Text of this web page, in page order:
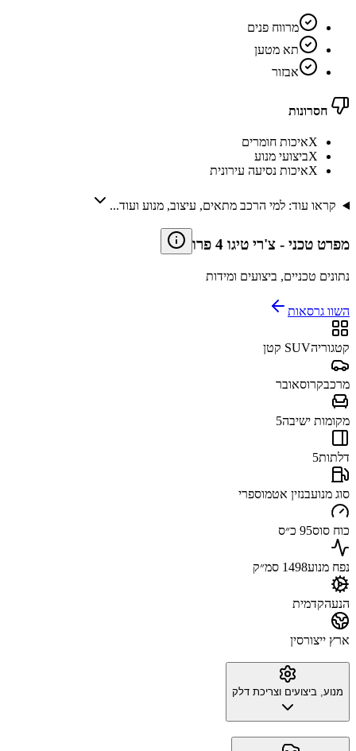
מרווח פנים
תא מטען
אבזור
חסרונות
Xאיכות חומרים
Xביצועי מנוע
Xאיכות נסיעה עירונית
קראו עוד: למי הרכב מתאים, עיצוב, מנוע ועוד...
מפרט טכני - צ'רי טיגו 4 פרו
נתונים טכניים, ביצועים ומידות
השוו גרסאות
קטגוריהSUV קטן
מרכבקרוסאובר
מקומות ישיבה5
דלתות5
סוג מנועבנזין אטמוספרי
כוח סוס95 כ״ס
נפח מנוע1498 סמ״ק
הנעהקדמית
ארץ ייצורסין
מנוע, ביצועים וצריכת דלק